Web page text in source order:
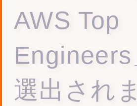
AWS Top
Engineers
選出され